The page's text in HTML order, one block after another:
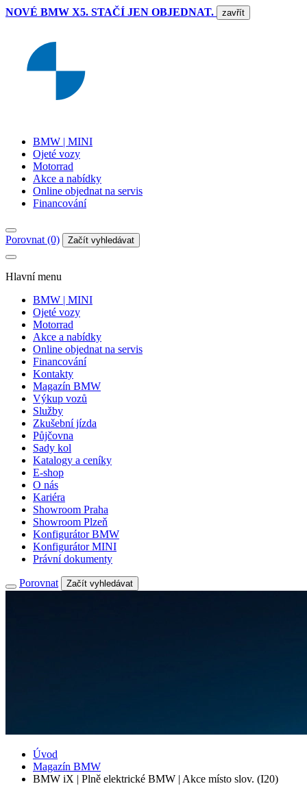
NOVÉ BMW X5. STAČÍ JEN OBJEDNAT. zavřít
BMW | MINI
Ojeté vozy
Motorrad
Akce a nabídky
Online objednat na servis
Financování
Porovnat (0) Začít vyhledávat
Hlavní menu
BMW | MINI
Ojeté vozy
Motorrad
Akce a nabídky
Online objednat na servis
Financování
Kontakty
Magazín BMW
Výkup vozů
Služby
Zkušební jízda
Půjčovna
Sady kol
Katalogy a ceníky
E-shop
O nás
Kariéra
Showroom Praha
Showroom Plzeň
Konfigurátor BMW
Konfigurátor MINI
Právní dokumenty
Porovnat Začít vyhledávat
Úvod
Magazín BMW
BMW iX | Plně elektrické BMW | Akce místo slov. (I20)